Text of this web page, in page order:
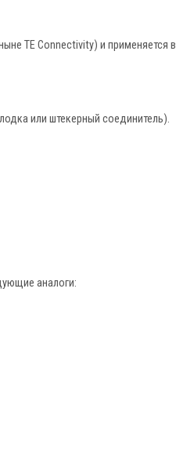
TE Connectivity) и применяется
или штекерный соединитель).
аналоги: